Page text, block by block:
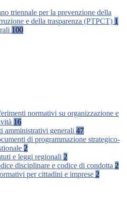
triennale per la prevenzione della
e della trasparenza (PTPCT) 1
100
normativi su organizzazione e
16
amministrativi generali 47
di programmazione strategico-
2
e leggi regionali 2
disciplinare e codice di condotta 2
per cittadini e imprese 2